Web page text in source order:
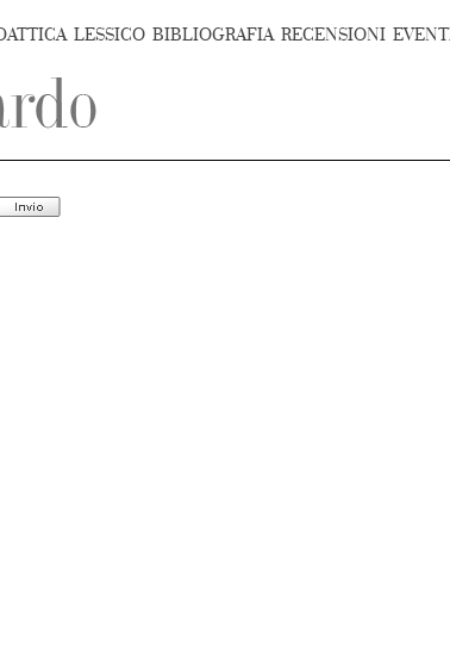
LESSICO BIBLIOGRAFIA RECENSIONI